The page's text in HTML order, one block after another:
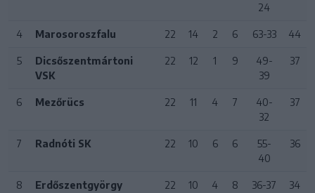
24
4 Marosoroszfalu 22 14 2 6 63-33 44
5
Dicsőszentmártoni
VSK
22 12 1 9
49-
39
37
6 Mezőrücs 22 11 4 7
40-
32
37
7 Radnóti SK 22 10 6 6
55-
40
36
8 Erdőszentgyörgy 22 10 4 8 36-37 34